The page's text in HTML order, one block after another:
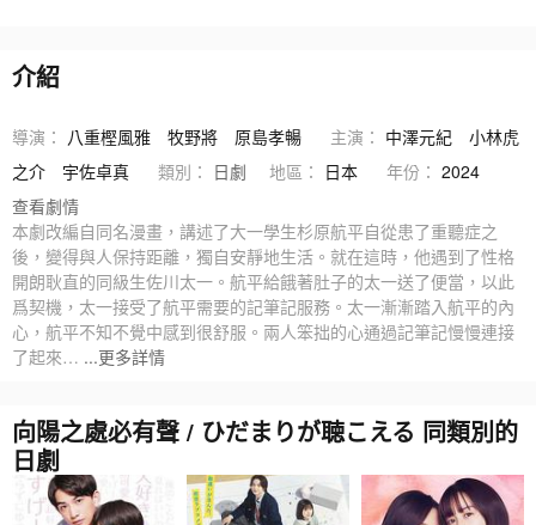
介紹
導演： 八重樫風雅 牧野將 原島孝暢 主演： 中澤元紀
小林虎
之介
宇佐卓真 類別： 日劇 地區： 日本 年份： 2024
查看劇情
本劇改編自同名漫畫，講述了大一學生杉原航平自從患了重聽症之
後，變得與人保持距離，獨自安靜地生活。就在這時，他遇到了性格
開朗耿直的同級生佐川太一。航平給餓著肚子的太一送了便當，以此
爲契機，太一接受了航平需要的記筆記服務。太一漸漸踏入航平的內
心，航平不知不覺中感到很舒服。兩人笨拙的心通過記筆記慢慢連接
了起來… ...更多詳情
向陽之處必有聲 / ひだまりが聴こえる 同類別的
日劇